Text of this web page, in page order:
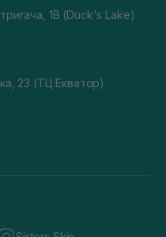
1В (Duck's Lake)
23 (ТЦ Екватор)